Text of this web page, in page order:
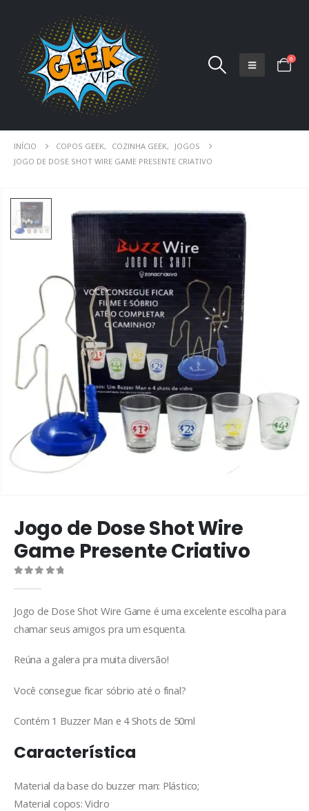
0
INÍCIO COPOS GEEK, COZINHA GEEK,
JOGOS
JOGO DE DOSE SHOT WIRE GAME PRESENTE CRIATIVO
Jogo de Dose Shot Wire
Game Presente Criativo
Jogo de Dose Shot Wire Game é uma excelente escolha para
chamar seus amigos pra um esquenta.
Reúna a galera pra muita diversão!
Você consegue ficar sóbrio até o final?
Contém 1 Buzzer Man e 4 Shots de 50ml
Característica
Material da base do buzzer man: Plástico;
Material copos: Vidro